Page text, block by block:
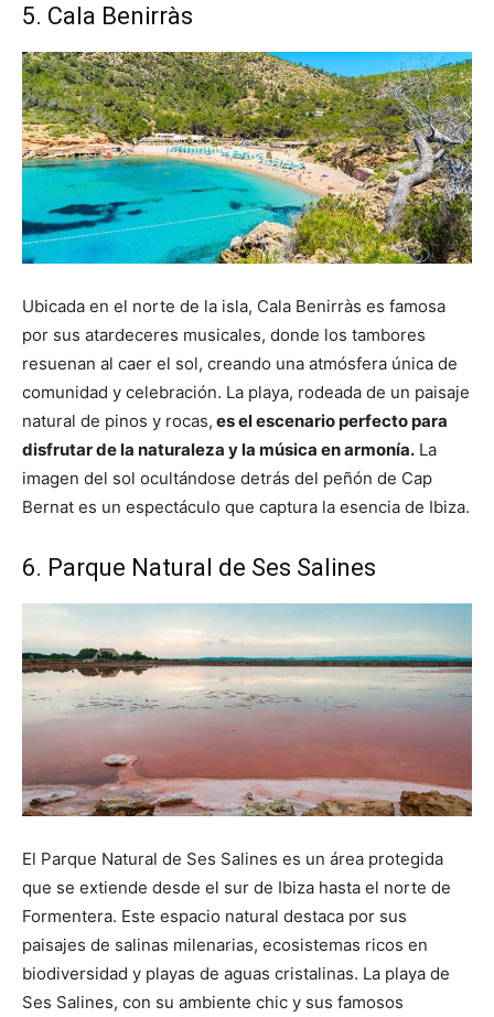
5. Cala Benirràs
Ubicada en el norte de la isla, Cala Benirràs es famosa
por sus atardeceres musicales, donde los tambores
resuenan al caer el sol, creando una atmósfera única de
comunidad y celebración. La playa, rodeada de un paisaje
natural de pinos y rocas, es el escenario perfecto para
disfrutar de la naturaleza y la música en armonía. La
imagen del sol ocultándose detrás del peñón de Cap
Bernat es un espectáculo que captura la esencia de Ibiza.
6. Parque Natural de Ses Salines
El Parque Natural de Ses Salines es un área protegida
que se extiende desde el sur de Ibiza hasta el norte de
Formentera. Este espacio natural destaca por sus
paisajes de salinas milenarias, ecosistemas ricos en
biodiversidad y playas de aguas cristalinas. La playa de
Ses Salines, con su ambiente chic y sus famosos